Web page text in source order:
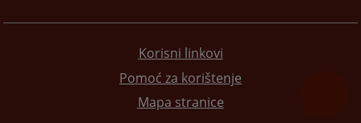
Korisni linkovi
Pomoć za korištenje
Mapa stranice